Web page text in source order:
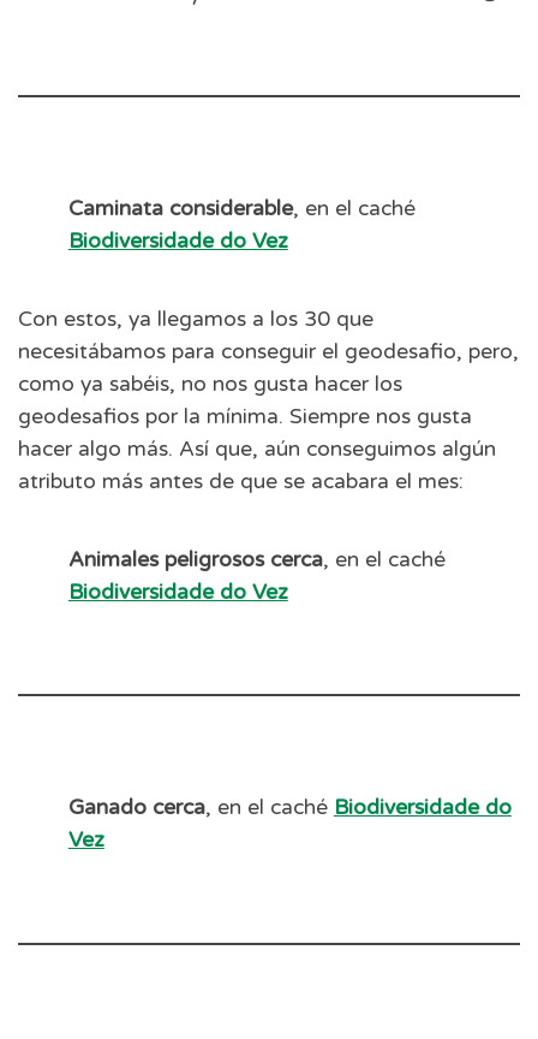
Caminata considerable, en el caché
Biodiversidade do Vez
Con estos, ya llegamos a los 30 que
necesitábamos para conseguir el geodesafio, pero,
como ya sabéis, no nos gusta hacer los
geodesafios por la mínima. Siempre nos gusta
hacer algo más. Así que, aún conseguimos algún
atributo más antes de que se acabara el mes:
Animales peligrosos cerca, en el caché
Biodiversidade do Vez
Ganado cerca, en el caché Biodiversidade do
Vez